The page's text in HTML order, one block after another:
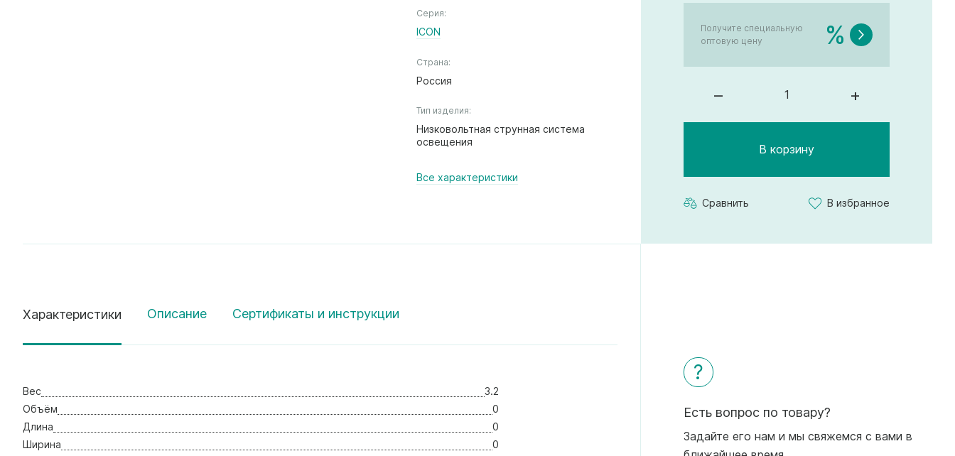
Серия:
ICON
Страна:
Россия
Тип изделия:
Низковольтная струнная система
освещения
Все характеристики
Получите специальную
оптовую цену
%
– +
В корзину
Сравнить В избранное
Характеристики Описание Сертификаты и инструкции
Вес
3.2
Объём
0
Длина
0
Ширина
0
?
Есть вопрос по товару?
Задайте его нам и мы свяжемся с вами в